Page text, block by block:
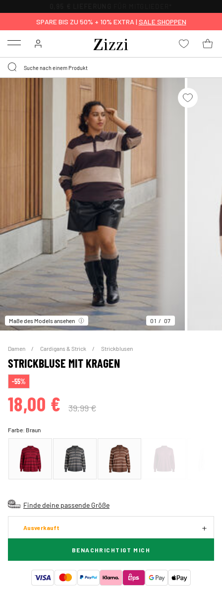
SPARE BIS ZU 50% + 10% EXTRA | SALE SHOPPEN
Menu
Maße des Models ansehen 01 07
Damen Cardigans & Strick Strickblusen
STRICKBLUSE MIT KRAGEN
-55%
18,00 € 39,99 €
Farbe: Braun
Finde deine passende Größe
Ausverkauft
BENACHRICHTIGT MICH